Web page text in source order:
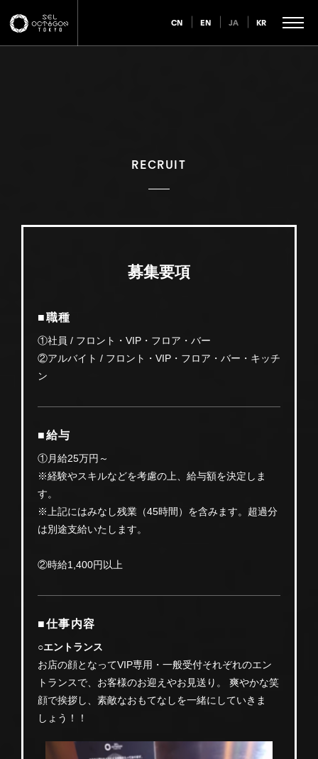
CN EN JA KR
RECRUIT
募集要項
■職種
①社員 / フロント・VIP・フロア・バー
②アルバイト / フロント・VIP・フロア・バー・キッチ
ン
■給与
①月給25万円～
※経験やスキルなどを考慮の上、給与額を決定しま
す。
※上記にはみなし残業（45時間）を含みます。超過分
は別途支給いたします。
②時給1,400円以上
■仕事内容
○エントランス
お店の顔となってVIP専用・一般受付それぞれのエン
トランスで、お客様のお迎えやお見送り。 爽やかな笑
顔で挨拶し、素敵なおもてなしを一緒にしていきま
しょう！！